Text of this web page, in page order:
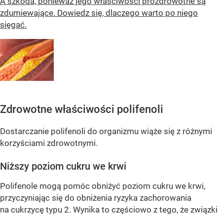
zdumiewające. Dowiedz się, dlaczego warto po niego
sięgać.
Zdrowotne właściwości polifenoli
Dostarczanie polifenoli do organizmu wiąże się z różnymi
korzyściami zdrowotnymi.
Niższy poziom cukru we krwi
Polifenole mogą pomóc obniżyć poziom cukru we krwi,
przyczyniając się do obniżenia ryzyka zachorowania
na cukrzycę typu 2. Wynika to częściowo z tego, że związki